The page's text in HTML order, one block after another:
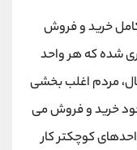
خرید و فروش
شده که هر واحد
مردم اغلب بخشی
خود خرید و فروش می
کوچکتر کار